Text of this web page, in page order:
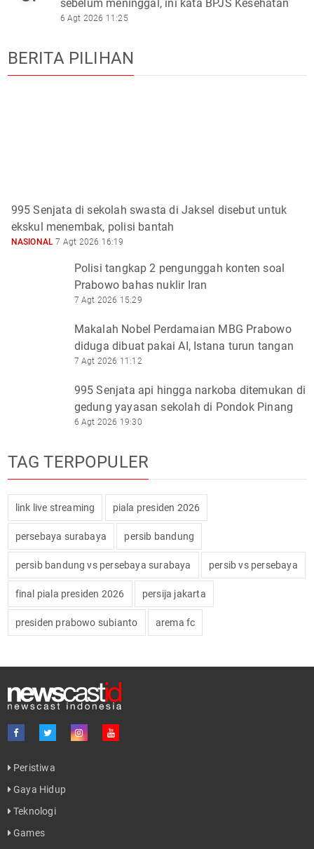
sebelum meninggal, ini kata BPJS Kesehatan
6 Agt 2026 11:25
BERITA PILIHAN
995 Senjata di sekolah swasta di Jaksel disebut untuk
ekskul menembak, polisi bantah
NASIONAL 7 Agt 2026 16:19
Polisi tangkap 2 pengunggah konten soal
Prabowo bahas nuklir Iran
7 Agt 2026 15:29
Makalah Nobel Perdamaian MBG Prabowo
diduga dibuat pakai AI, Istana turun tangan
7 Agt 2026 11:12
995 Senjata api hingga narkoba ditemukan di
gedung yayasan sekolah di Pondok Pinang
6 Agt 2026 19:30
TAG TERPOPULER
link live streaming piala presiden 2026
persebaya surabaya persib bandung
persib bandung vs persebaya surabaya persib vs persebaya
final piala presiden 2026 persija jakarta
presiden prabowo subianto arema fc
Peristiwa
Gaya Hidup
Teknologi
Games